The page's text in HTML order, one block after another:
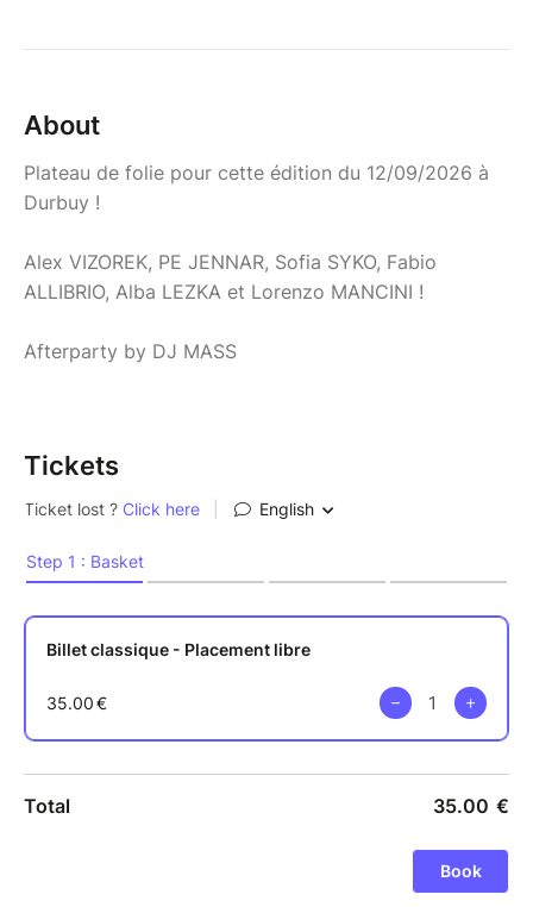
About
Plateau de folie pour cette édition du 12/09/2026 à
Durbuy !
Alex VIZOREK, PE JENNAR, Sofia SYKO, Fabio
ALLIBRIO, Alba LEZKA et Lorenzo MANCINI !
Afterparty by DJ MASS
Tickets